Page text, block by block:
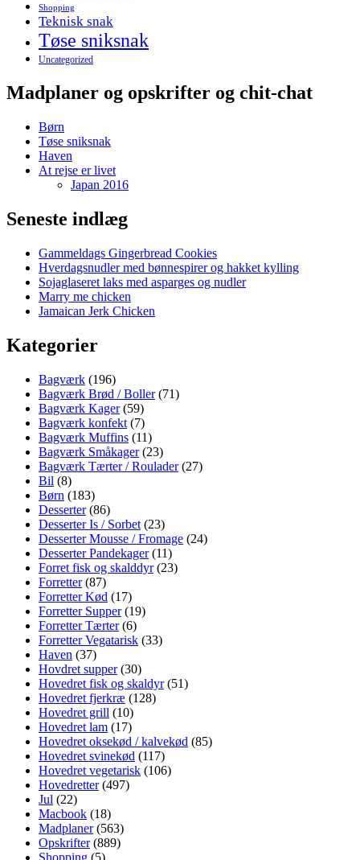
Shopping
Teknisk snak
Tøse sniksnak
Uncategorized
Madplaner og opskrifter og chit-chat
Børn
Tøse sniksnak
Haven
At rejse er livet
Japan 2016
Seneste indlæg
Gammeldags Gingerbread Cookies
Hverdagsnudler med bønnespirer og hakket kylling
Sojaglaseret laks med asparges og nudler
Marry me chicken
Jamaican Jerk Chicken
Kategorier
Bagværk (196)
Bagværk Brød / Boller(71)
Bagværk Kager(59)
Bagværk konfekt (7)
Bagværk Muffins (11)
Bagværk Småkager(23)
Bagværk Tærter / Roulader(27)
Bil (8)
Børn (183)
Desserter(86)
Desserter Is / Sorbet (23)
Desserter Mousse / Fromage (24)
Desserter Pandekager(11)
Forret fisk og skalddyr(23)
Forretter(87)
Forretter Kød (17)
Forretter Supper(19)
Forretter Tærter(6)
Forretter Vegatarisk (33)
Haven (37)
Hovdret supper(30)
Hovedret fisk og skaldyr(51)
Hovedret fjerkræ (128)
Hovedret grill (10)
Hovedret lam (17)
Hovedret oksekød / kalvekød (85)
Hovedret svinekød (117)
Hovedret vegetarisk (106)
Hovedretter(497)
Jul (22)
Macbook (18)
Madplaner(563)
Opskrifter(889)
Shopping (5)